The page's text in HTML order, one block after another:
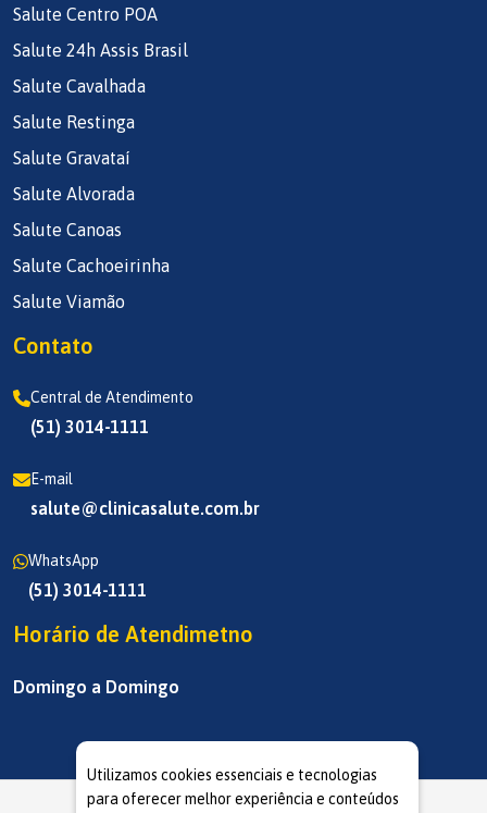
Salute Centro POA
Salute 24h Assis Brasil
Salute Cavalhada
Salute Restinga
Salute Gravataí
Salute Alvorada
Salute Canoas
Salute Cachoeirinha
Salute Viamão
Contato
Central de Atendimento
(51) 3014-1111
E-mail
salute@clinicasalute.com.br
WhatsApp
(51) 3014-1111
Horário de Atendimetno
Domingo a Domingo
Utilizamos cookies essenciais e tecnologias
para oferecer melhor experiência e conteúdos